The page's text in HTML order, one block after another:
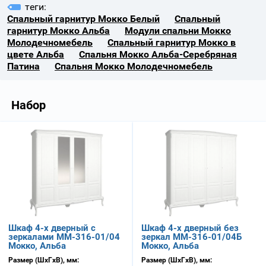
теги:
Спальный гарнитур Мокко Белый
Спальный
гарнитур Мокко Альба
Модули спальни Мокко
Молодечномебель
Спальный гарнитур Мокко в
цвете Альба
Спальня Мокко Альба-Серебряная
Патина
Спальня Мокко Молодечномебель
Набор
Шкаф 4-х дверный с
зеркалами ММ-316-01/04
Мокко, Альба
Размер (ШхГхВ), мм:
Шкаф 4-х дверный без
зеркал ММ-316-01/04Б
Мокко, Альба
Размер (ШхГхВ), мм: